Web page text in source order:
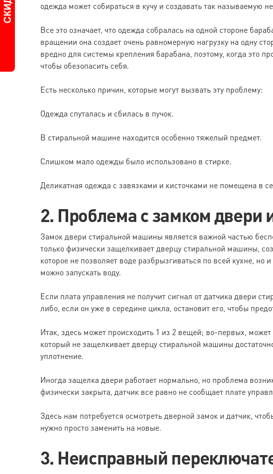
одежда может собираться в кучу и создавать так называемую
Все это означает, что одежда собралась на одной стороне
вращении она создает очень равномерную нагрузку на одну
вредно для системы крепления барабана, поэтому, когда это
чтобы обезопасить себя.
Есть несколько причин, которые могут вызвать эту проблему:
Одежда спуталась и сбилась в пучок.
В стиральной машине находится особенно тяжелый предмет.
Слишком мало одежды было использовано в стирке.
Деликатная одежда с завязками и кисточками не помещена в
2. Проблема с замком двери
Замок двери стиральной машины является важной частью
только физически защелкивает дверцу стиральной машины,
которое не позволяет воде разбрызгиваться по всей кухне, но
можно запускать воду.
Если плата управления не получит сигнал от датчика двери
либо, если он уже в середине цикла, остановит его, чтобы
Итак, здесь может происходить 1 из 2 вещей; во-первых,
который не защелкивает дверцу стиральной машины
уплотнение.
Иногда защелка двери работает нормально, но проблема
физически закрыта, датчик все равно не сообщает плате
Здесь нам потребуется осмотреть дверной замок и датчик,
нужно просто заменить на новые.
3. Неисправный